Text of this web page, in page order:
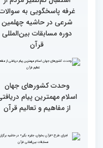
سوم اسفند، نتایج مرحله
نهایی جشنواره تلاوت‌های
تقلیدی در بخش غیر
استقبال کم‌نظیر مردم از
غرفه پاسخگویی به سوالات
دوره مسابقات بین‌المللی
قرآن